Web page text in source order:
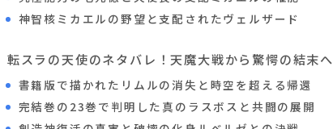
神智核ミカエルの野望と支配されたヴェルザード
転スラの天使のネタバレ！天魔大戦から驚愕の結末へ
書籍版で描かれたリムルの消失と時空を超える帰還
完結巻の23巻で判明した真のラスボスと共闘の展開